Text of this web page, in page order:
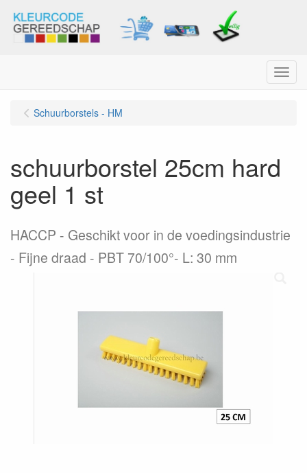
Menu
Schuurborstels - HM
schuurborstel 25cm hard
geel 1 st
HACCP - Geschikt voor in de voedingsindustrie
- Fijne draad - PBT 70/100°- L: 30 mm